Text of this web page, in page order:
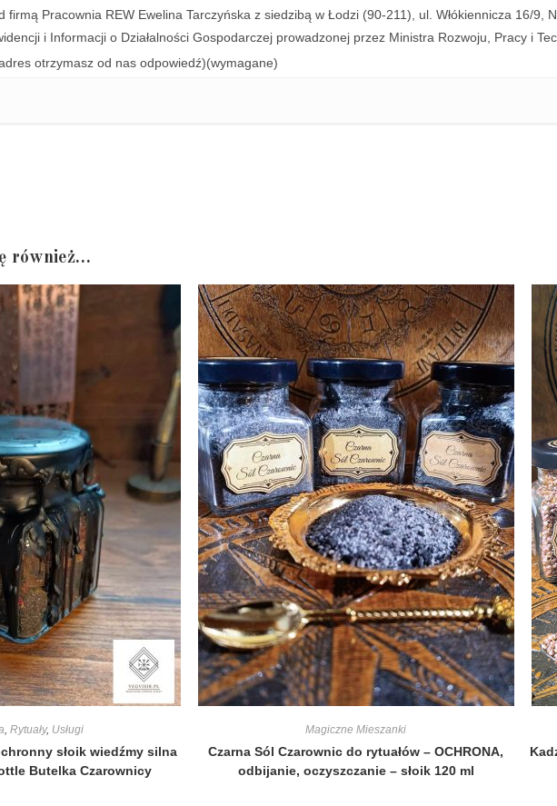
firmą Pracownia REW Ewelina Tarczyńska z siedzibą w Łodzi (90-211), ul. Włókiennicza 16/9,
i Informacji o Działalności Gospodarczej prowadzonej przez Ministra Rozwoju, Pracy i
otrzymasz od nas odpowiedź)(wymagane)
również…
,Rytuały, Usługi
słoik wiedźmy silna
Butelka Czarownicy
Magiczne Mieszanki
Czarna Sól Czarownic do rytuałów – OCHRONA,
odbijanie, oczyszczanie – słoik 120 ml